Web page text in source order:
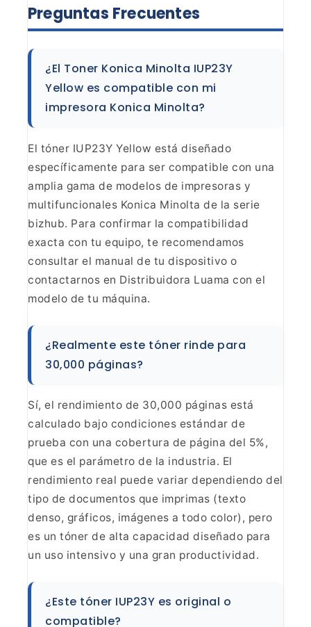
Preguntas Frecuentes
¿El Toner Konica Minolta IUP23Y
Yellow es compatible con mi
impresora Konica Minolta?
El tóner IUP23Y Yellow está diseñado
específicamente para ser compatible con una
amplia gama de modelos de impresoras y
multifuncionales Konica Minolta de la serie
bizhub. Para confirmar la compatibilidad
exacta con tu equipo, te recomendamos
consultar el manual de tu dispositivo o
contactarnos en Distribuidora Luama con el
modelo de tu máquina.
¿Realmente este tóner rinde para
30,000 páginas?
Sí, el rendimiento de 30,000 páginas está
calculado bajo condiciones estándar de
prueba con una cobertura de página del 5%,
que es el parámetro de la industria. El
rendimiento real puede variar dependiendo del
tipo de documentos que imprimas (texto
denso, gráficos, imágenes a todo color), pero
es un tóner de alta capacidad diseñado para
un uso intensivo y una gran productividad.
¿Este tóner IUP23Y es original o
compatible?